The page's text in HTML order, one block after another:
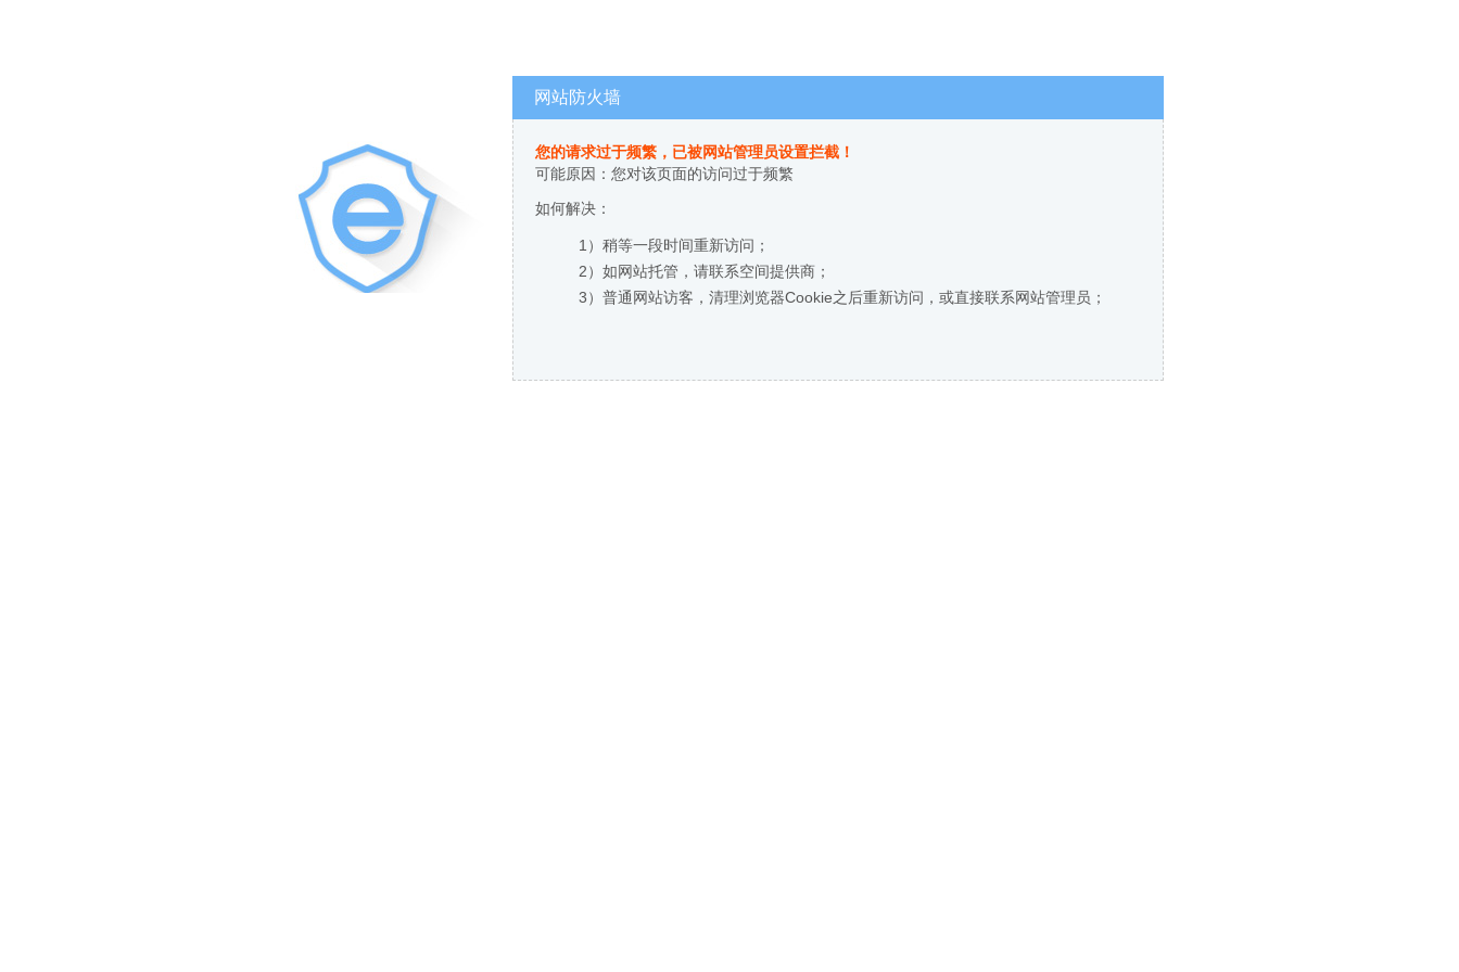
网站防火墙
您的请求过于频繁，已被网站管理员设置拦截！
可能原因：您对该页面的访问过于频繁
如何解决：
1）稍等一段时间重新访问；
2）如网站托管，请联系空间提供商；
3）普通网站访客，清理浏览器Cookie之后重新访问，或直接联系网站管理员；